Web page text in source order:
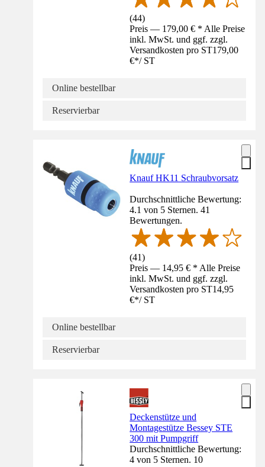
(44)
Preis — 179,00 € * Alle Preise
inkl. MwSt. und ggf. zzgl.
Versandkosten pro ST179,00
€*/ ST
Online bestellbar
Reservierbar
Knauf HK11 Schraubvorsatz
Durchschnittliche Bewertung:
4.1 von 5 Sternen. 41
Bewertungen.
(41)
Preis — 14,95 € * Alle Preise
inkl. MwSt. und ggf. zzgl.
Versandkosten pro ST14,95
€*/ ST
Online bestellbar
Reservierbar
Deckenstütze und
Montagestütze Bessey STE
300 mit Pumpgriff
Durchschnittliche Bewertung:
4 von 5 Sternen. 10